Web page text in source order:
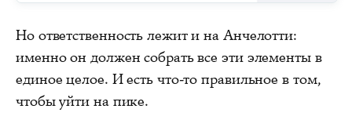
Но ответственность лежит и на Анчелотти:
именно он должен собрать все эти элементы в
единое целое. И есть что-то правильное в том,
чтобы уйти на пике.